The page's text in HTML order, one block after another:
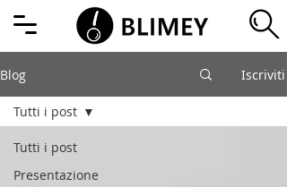
Blog Iscriviti
Tutti i post
Presentazione
Tutti i post